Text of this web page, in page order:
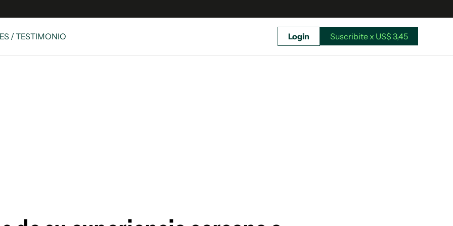
/ TESTIMONIO Login Suscribite x US$ 3,45